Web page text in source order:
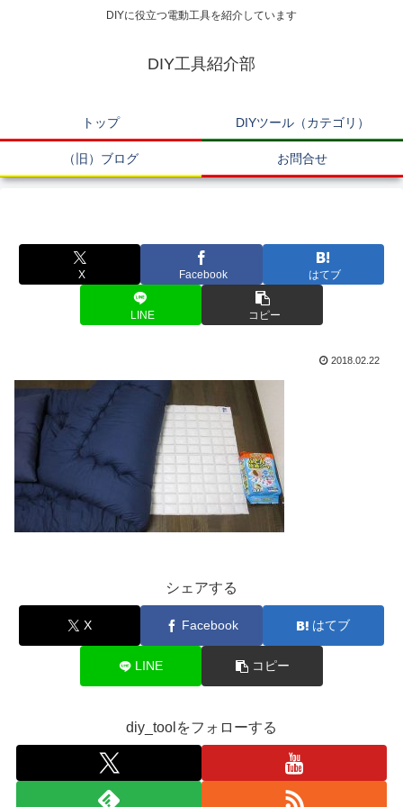
DIYに役立つ電動工具を紹介しています
DIY工具紹介部
トップ DIYツール（カテゴリ）
（旧）ブログ お問合せ
X Facebook はてブ
LINE コピー
2018.02.22
シェアする
X Facebook はてブ
LINE コピー
diy_toolをフォローする